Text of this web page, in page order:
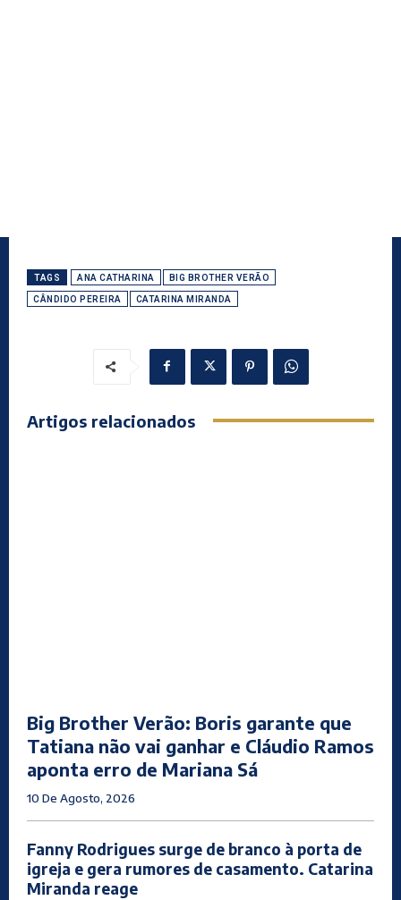
TAGS ANA CATHARINA BIG BROTHER VERÃO
CÂNDIDO PEREIRA CATARINA MIRANDA
Artigos relacionados
Big Brother Verão: Boris garante que
Tatiana não vai ganhar e Cláudio Ramos
aponta erro de Mariana Sá
10 De Agosto, 2026
Fanny Rodrigues surge de branco à porta de
igreja e gera rumores de casamento. Catarina
Miranda reage